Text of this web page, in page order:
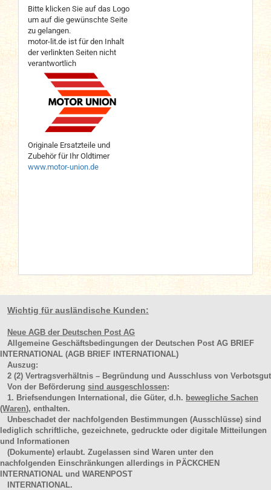
Bitte klicken Sie auf das Logo
um auf die gewünschte Seite
zu gelangen.
motor-lit.de ist für den Inhalt
der verlinkten Seiten nicht
verantwortlich
Originale Ersatzteile und
Zubehör für Ihr Oldtimer
www.motor-union.de
Wichtig für ausländische Kunden:
Neue AGB der Deutschen Post AG
Allgemeine Geschäftsbedingungen der Deutschen Post AG BRIEF
INTERNATIONAL (AGB BRIEF INTERNATIONAL)
Auszug:
2 (2) Vertragsverhältnis – Begründung und Ausschluss von Verbotsgut
Von der Beförderung sind ausgeschlossen:
1. Briefsendungen International, die Güter, d.h. bewegliche Sachen
(Waren), enthalten.
Unbeschadet der nachfolgenden Bestimmungen (Ausschlüsse) sind
lediglich schriftliche, gezeichnete, gedruckte oder digitale Mitteilungen
und Informationen
(Dokumente) erlaubt. Zugelassen sind Waren unter den
nachfolgenden Einschränkungen allerdings in PÄCKCHEN
INTERNATIONAL und WARENPOST
INTERNATIONAL.